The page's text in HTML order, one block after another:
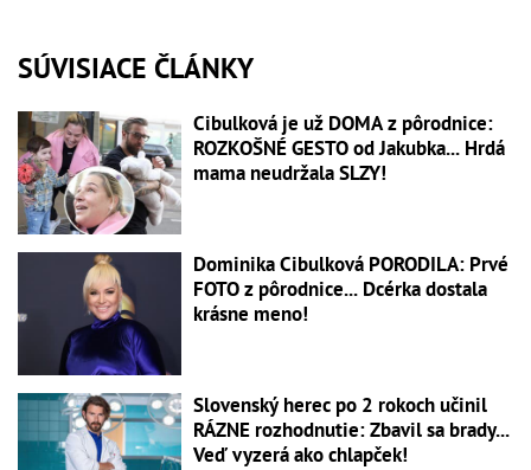
SÚVISIACE ČLÁNKY
Cibulková je už DOMA z pôrodnice:
ROZKOŠNÉ GESTO od Jakubka... Hrdá
mama neudržala SLZY!
Dominika Cibulková PORODILA: Prvé
FOTO z pôrodnice... Dcérka dostala
krásne meno!
Slovenský herec po 2 rokoch učinil
RÁZNE rozhodnutie: Zbavil sa brady...
Veď vyzerá ako chlapček!